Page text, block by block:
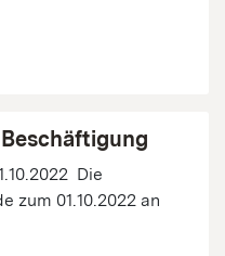
Die
zum 01.10.2022 an